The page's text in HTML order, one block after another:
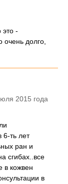
это -
очень долго,
2015 года
6-ть лет
ран и
сгибах..все
в кожвен
в